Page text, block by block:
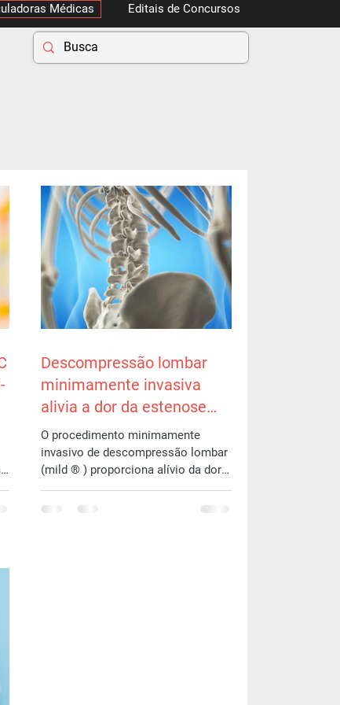
Médicas Editais de Concursos
Descompressão lombar
minimamente invasiva
alivia a dor da estenose
espinhal lombar
O procedimento minimamente
invasivo de descompressão lombar
(mild ® ) proporciona alívio da dor e
melhora da função física por pelo
menos...